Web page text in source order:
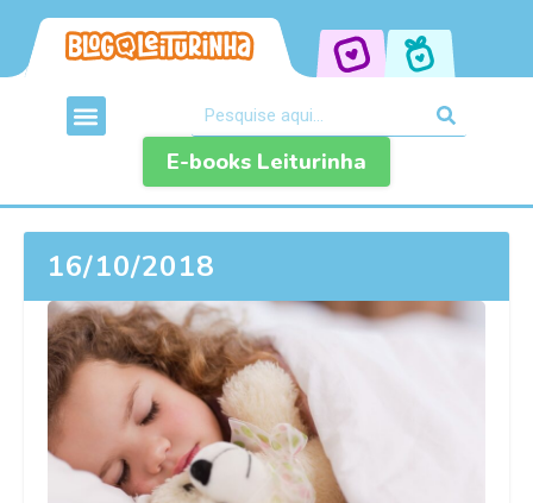
E-books Leiturinha
16/10/2018